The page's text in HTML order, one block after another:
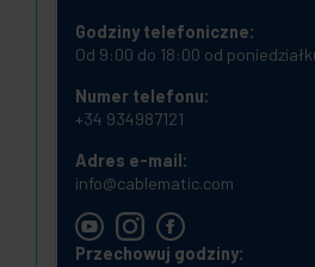
Godziny telefoniczne:
Od 9:00 do 18:00 od
Numer telefonu:
+34 934987121
Adres e-mail:
info@cablematic.com
Przechowuj godziny: